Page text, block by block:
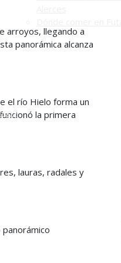
Dónde comer en
arroyos, llegando a
panorámica alcanza
el río Hielo forma un
la primera
lauras, radales y